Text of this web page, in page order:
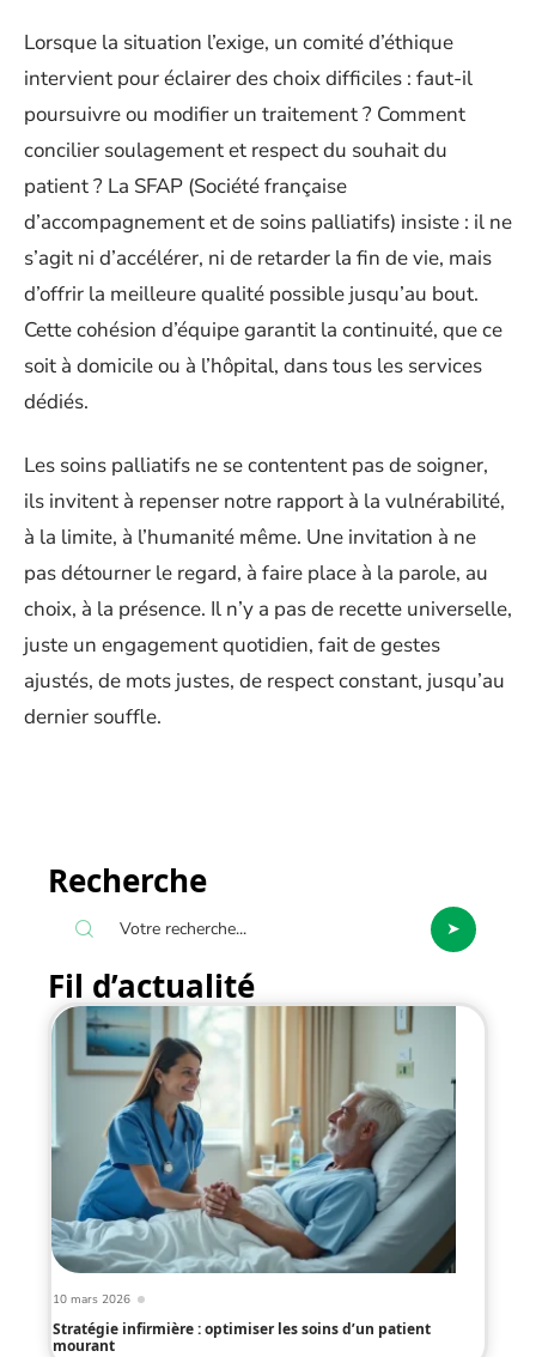
Lorsque la situation l’exige, un comité d’éthique
intervient pour éclairer des choix difficiles : faut-il
poursuivre ou modifier un traitement ? Comment
concilier soulagement et respect du souhait du
patient ? La SFAP (Société française
d’accompagnement et de soins palliatifs) insiste : il ne
s’agit ni d’accélérer, ni de retarder la fin de vie, mais
d’offrir la meilleure qualité possible jusqu’au bout.
Cette cohésion d’équipe garantit la continuité, que ce
soit à domicile ou à l’hôpital, dans tous les services
dédiés.
Les soins palliatifs ne se contentent pas de soigner,
ils invitent à repenser notre rapport à la vulnérabilité,
à la limite, à l’humanité même. Une invitation à ne
pas détourner le regard, à faire place à la parole, au
choix, à la présence. Il n’y a pas de recette universelle,
juste un engagement quotidien, fait de gestes
ajustés, de mots justes, de respect constant, jusqu’au
dernier souffle.
Recherche
Fil d’actualité
10 mars 2026
Stratégie infirmière : optimiser les soins d’un patient
mourant